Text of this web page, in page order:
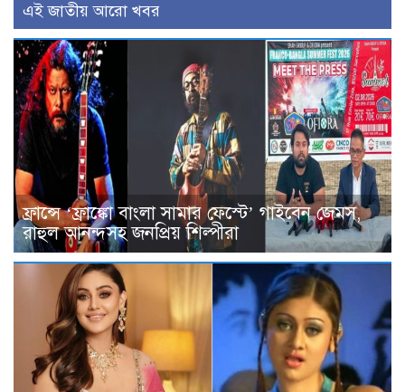
এই জাতীয় আরো খবর
ফ্রান্সে ‘ফ্রাঙ্কো বাংলা সামার ফেস্টে’ গাইবেন জেমস,
রাহুল আনন্দসহ জনপ্রিয় শিল্পীরা